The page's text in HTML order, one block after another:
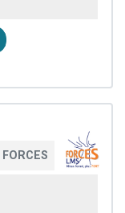
FORCES